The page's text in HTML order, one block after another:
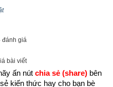
nhận trực tiếp file pdf.
từ Cuốn “Kinh Pháp Cú -
bản Hồng Đức
đánh giá
bài viết
ấn nút chia sẻ (share) bên
kiến thức hay cho bạn bè